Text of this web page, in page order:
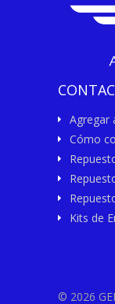
Agregar
Cómo
Kits de
© 2026